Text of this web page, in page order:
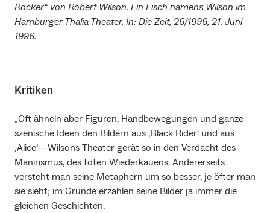
Rocker“ von Robert Wilson. Ein Fisch namens Wilson im
Hamburger Thalia Theater. In: Die Zeit, 26/1996, 21. Juni
1996.
Kritiken
„Oft ähneln aber Figuren, Handbewegungen und ganze
szenische Ideen den Bildern aus ‚Black Rider‘ und aus
‚Alice‘ – Wilsons Theater gerät so in den Verdacht des
Manirismus, des toten Wiederkäuens. Andererseits
versteht man seine Metaphern um so besser, je öfter man
sie sieht; im Grunde erzählen seine Bilder ja immer die
gleichen Geschichten.